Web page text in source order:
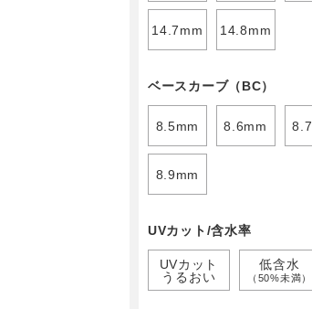
14.7mm 14.8mm
ベースカーブ（BC）
8.5mm 8.6mm
8.9mm
UVカット/含水率
UVカット
うるおい
低含水
（50%未満）